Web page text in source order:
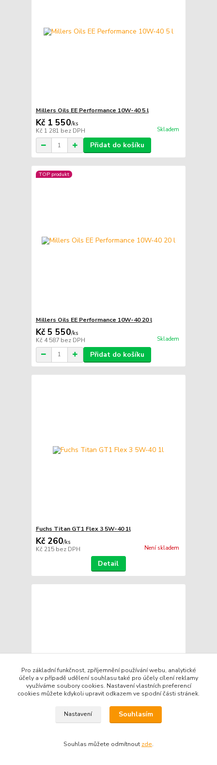
Millers Oils EE Performance 10W-40 5 l
Kč 1 550/ks
Kč 1 281 bez DPH Skladem
Přidat do košíku
TOP produkt
Millers Oils EE Performance 10W-40 20 l
Kč 5 550/ks
Kč 4 587 bez DPH Skladem
Přidat do košíku
Fuchs Titan GT1 Flex 3 5W-40 1l
Kč 260/ks
Kč 215 bez DPH Není skladem
Detail
Pro základní funkčnost, zpříjemnění používání webu, analytické
účely a v případě udělení souhlasu také pro účely cílení reklamy
využíváme soubory cookies. Nastavení vlastních preferencí
cookies můžete kdykoli upravit odkazem ve spodní části stránek.
Nastavení Souhlasím
Souhlas můžete odmítnout zde.